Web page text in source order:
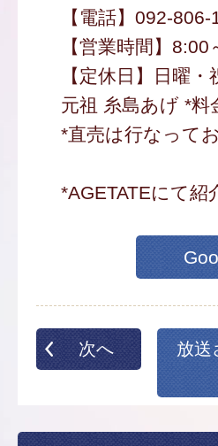
【電話】092-806-
【営業時間】8:00
【定休日】日曜・
元祖 糸島あげ *
*直売は行なって
*AGETATEにて紹
次へ
放送